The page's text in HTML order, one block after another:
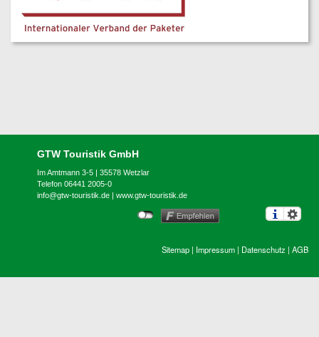
GTW Touristik GmbH
Im Amtmann 3-5 | 35578 Wetzlar
Telefon 06441 2005-0
info@gtw-touristik.de |www.gtw-touristik.de
Sitemap | Impressum | Datenschutz | AGB